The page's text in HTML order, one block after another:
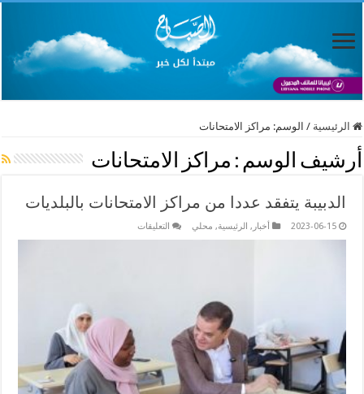
الرئيسية / الوسم: مراكز الامتحانات
أرشيف الوسم : مراكز الامتحانات
الدبيبة يتفقد عددا من مراكز الامتحانات بالبلديات
2023-06-15 أخبار , الرئيسية, محلي التعليقات